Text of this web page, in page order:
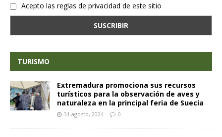
Acepto las reglas de privacidad de este sitio
TURISMO
Extremadura promociona sus recursos
turísticos para la observación de aves y
naturaleza en la principal feria de Suecia
31 agosto, 2024 0